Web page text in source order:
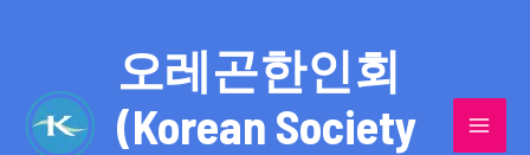
오레곤한인회
(Korean Society